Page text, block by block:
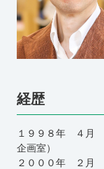
経歴
１９９８年 ４
企画室）
２０００年 ２月